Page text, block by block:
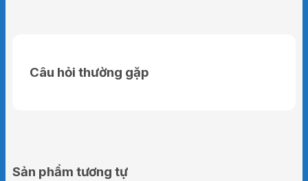
Câu hỏi thường gặp
Sản phẩm tương tự